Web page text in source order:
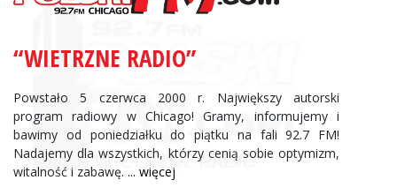
“WIETRZNE RADIO”
Powstało 5 czerwca 2000 r. Największy autorski
program radiowy w Chicago! Gramy, informujemy i
bawimy od poniedziałku do piątku na fali 92.7 FM!
Nadajemy dla wszystkich, którzy cenią sobie optymizm,
witalność i zabawę. ... więcej